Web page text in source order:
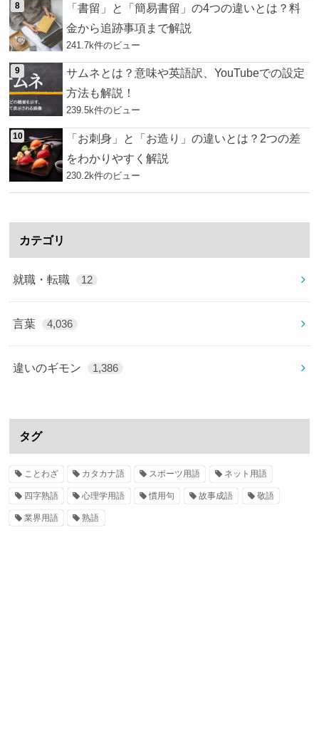
「書留」と「簡易書留」の4つの違いとは？料
金から追跡事項まで解説
241.7k件のビュー
サムネとは？意味や英語訳、YouTubeでの設定
方法も解説！
239.5k件のビュー
「お刺身」と「お造り」の違いとは？2つの差
をわかりやすく解説
230.2k件のビュー
カテゴリ
就職・転職 12
言葉 4,036
違いのギモン 1,386
タグ
ことわざ カタカナ語 スポーツ用語 ネット用語
四字熟語 心理学用語 慣用句 故事成語 敬語
業界用語 熟語